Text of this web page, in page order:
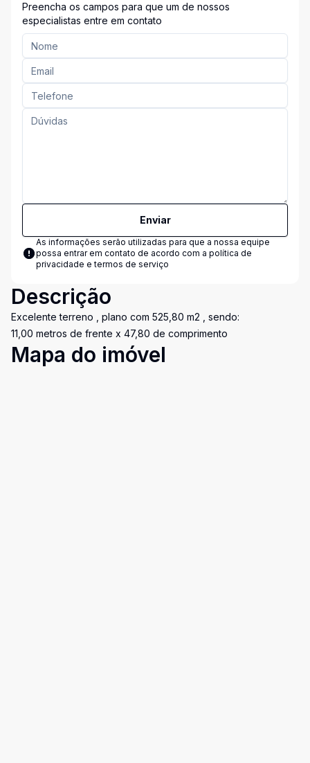
Preencha os campos para que um de nossos
especialistas entre em contato
Enviar
As informações serão utilizadas para que a nossa equipe
possa entrar em contato de acordo com a política de
privacidade e termos de serviço
Descrição
Excelente terreno , plano com 525,80 m2 , sendo:
11,00 metros de frente x 47,80 de comprimento
Mapa do imóvel